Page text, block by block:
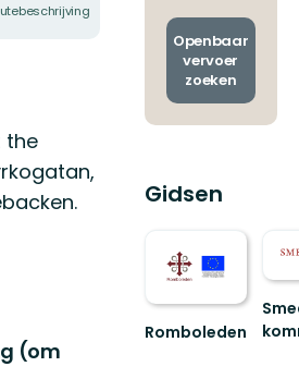
the
(om
en
Openbaar
vervoer
zoeken
Gidsen
Romboleden